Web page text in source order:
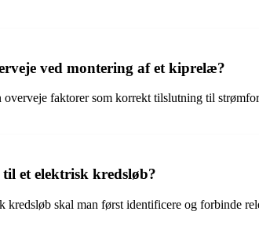
ved montering af et kiprelæ?
faktorer som korrekt tilslutning til
et elektrisk kredsløb?
skal man først identificere og forbinde